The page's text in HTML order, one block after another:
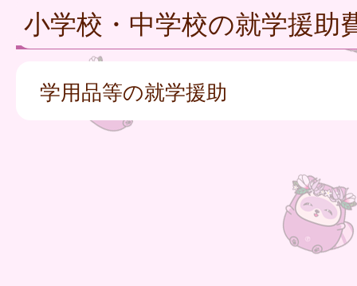
小学校・中学校の就学援助
学用品等の就学援助